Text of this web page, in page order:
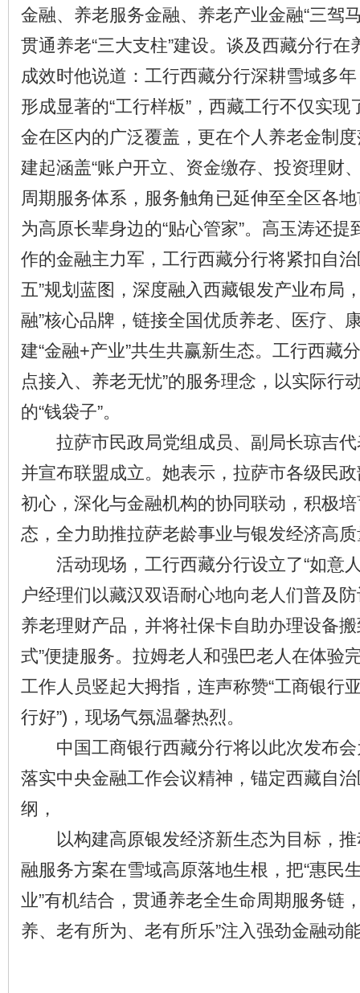
金融、养老服务金融、养老产业金融“三驾
贯通养老“三大支柱”建设。谈及西藏分行
成效时他说道：工行西藏分行深耕雪域多
形成显著的“工行样板”，西藏工行不仅实
金在区内的广泛覆盖，更在个人养老金制
建起涵盖“账户开立、资金缴存、投资理财
周期服务体系，服务触角已延伸至全区各地
为高原长辈身边的“贴心管家”。高玉涛还
作的金融主力军，工行西藏分行将紧扣自
五”规划蓝图，深度融入西藏银发产业布局
融”核心品牌，链接全国优质养老、医疗、
建“金融+产业”共生共赢新生态。工行西藏
点接入、养老无忧”的服务理念，以实际行
的“钱袋子”。
拉萨市民政局党组成员、副局长琼吉代
并宣布联盟成立。她表示，拉萨市各级民
初心，深化与金融机构的协同联动，积极
态，全力助推拉萨老龄事业与银发经济高
活动现场，工行西藏分行设立了“如意人
户经理们以藏汉双语耐心地向老人们普及
养老理财产品，并将社保卡自助办理设备
式”便捷服务。拉姆老人和强巴老人在体验
工作人员竖起大拇指，连声称赞“工商银行
行好”)，现场气氛温馨热烈。
中国工商银行西藏分行将以此次发布会
落实中央金融工作会议精神，锚定西藏自治
纲，
以构建高原银发经济新生态为目标，推
融服务方案在雪域高原落地生根，把“惠民
业”有机结合，贯通养老全生命周期服务链
养、老有所为、老有所乐”注入强劲金融动